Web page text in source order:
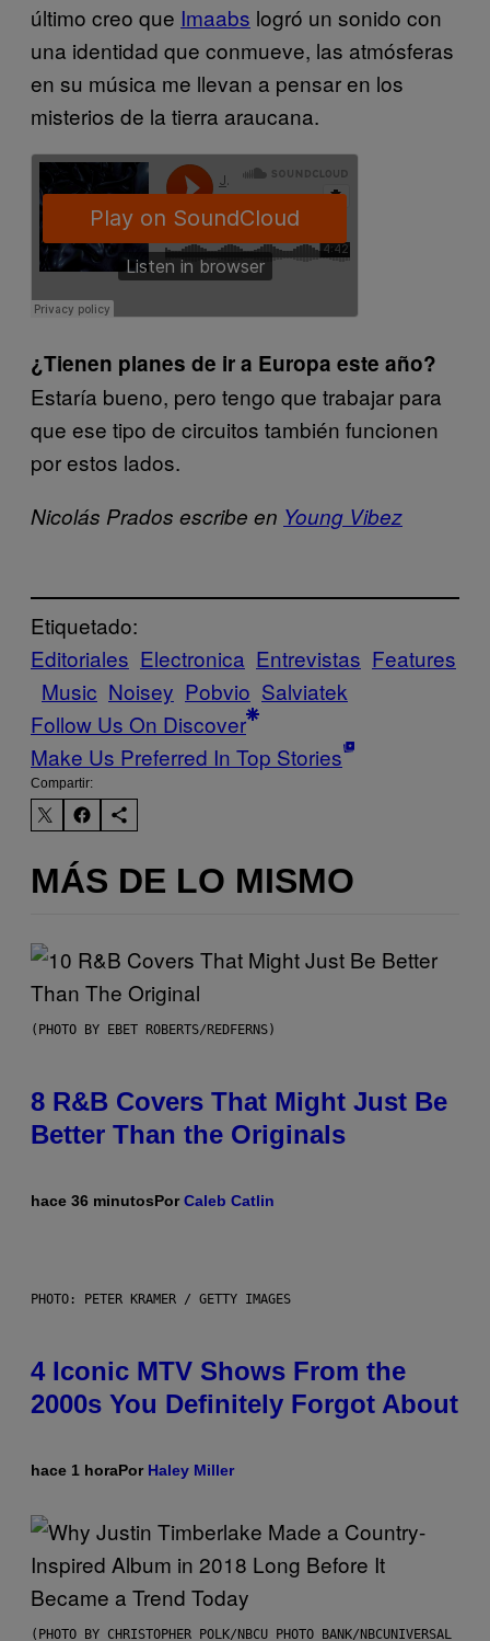
último creo que Imaabs logró un sonido con
una identidad que conmueve, las atmósferas
en su música me llevan a pensar en los
misterios de la tierra araucana.
¿Tienen planes de ir a Europa este año?
Estaría bueno, pero tengo que trabajar para
que ese tipo de circuitos también funcionen
por estos lados.
Nicolás Prados escribe en Young Vibez
Etiquetado:
Editoriales Electronica Entrevistas Features
Music Noisey Pobvio Salviatek
Follow Us On Discover
Make Us Preferred In Top Stories
Compartir:
MÁS DE LO MISMO
(PHOTO BY EBET ROBERTS/REDFERNS)
8 R&B Covers That Might Just Be
Better Than the Originals
hace 36 minutosPorCaleb Catlin
PHOTO: PETER KRAMER / GETTY IMAGES
4 Iconic MTV Shows From the
2000s You Definitely Forgot About
hace 1 horaPor Haley Miller
(PHOTO BY CHRISTOPHER POLK/NBCU PHOTO BANK/NBCUNIVERSAL